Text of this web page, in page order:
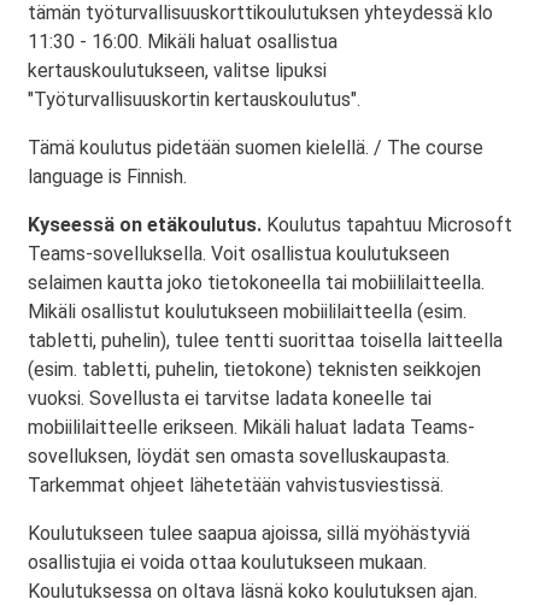
tämän työturvallisuuskorttikoulutuksen yhteydessä klo
11:30 - 16:00. Mikäli haluat osallistua
kertauskoulutukseen, valitse lipuksi
"Työturvallisuuskortin kertauskoulutus".
Tämä koulutus pidetään suomen kielellä. / The course
language is Finnish.
Kyseessä on etäkoulutus. Koulutus tapahtuu Microsoft
Teams-sovelluksella. Voit osallistua koulutukseen
selaimen kautta joko tietokoneella tai mobiililaitteella.
Mikäli osallistut koulutukseen mobiililaitteella (esim.
tabletti, puhelin), tulee tentti suorittaa toisella laitteella
(esim. tabletti, puhelin, tietokone) teknisten seikkojen
vuoksi. Sovellusta ei tarvitse ladata koneelle tai
mobiililaitteelle erikseen. Mikäli haluat ladata Teams-
sovelluksen, löydät sen omasta sovelluskaupasta.
Tarkemmat ohjeet lähetetään vahvistusviestissä.
Koulutukseen tulee saapua ajoissa, sillä myöhästyviä
osallistujia ei voida ottaa koulutukseen mukaan.
Koulutuksessa on oltava läsnä koko koulutuksen ajan.